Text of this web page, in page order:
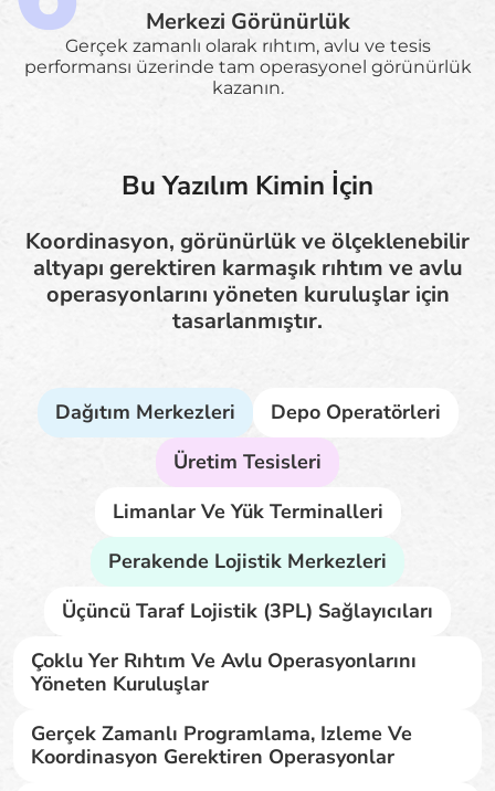
Merkezi Görünürlük
Gerçek zamanlı olarak rıhtım, avlu ve tesis
performansı üzerinde tam operasyonel görünürlük
kazanın.
Bu Yazılım Kimin İçin
Koordinasyon, görünürlük ve ölçeklenebilir
altyapı gerektiren karmaşık rıhtım ve avlu
operasyonlarını yöneten kuruluşlar için
tasarlanmıştır.
Dağıtım Merkezleri
Depo Operatörleri
Üretim Tesisleri
Limanlar Ve Yük Terminalleri
Perakende Lojistik Merkezleri
Üçüncü Taraf Lojistik (3PL) Sağlayıcıları
Çoklu Yer Rıhtım Ve Avlu Operasyonlarını
Yöneten Kuruluşlar
Gerçek Zamanlı Programlama, Izleme Ve
Koordinasyon Gerektiren Operasyonlar